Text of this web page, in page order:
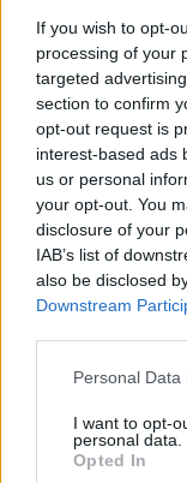
If you wish to opt-
processing of your
targeted
section to confirm
opt-out request is
interest-based ads
us or personal
your opt-out. You
disclosure of your
IAB’s list of
also be disclosed
Downstream
Personal
I want to opt-
personal data.
Opted In